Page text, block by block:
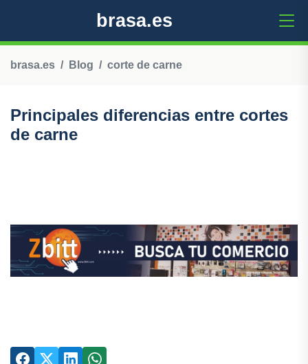
brasa.es
brasa.es Blog corte de carne
Principales diferencias entre cortes
de carne